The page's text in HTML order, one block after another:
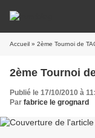
Accueil » 2ème Tournoi de
2ème Tournoi
Publié le 17/10/2010 à
Par fabrice le grognard